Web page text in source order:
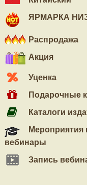
ЯРМАРКА
Распродажа
Акция
Уценка
Подарочные
Каталоги
Мероприятия
вебинары
Запись